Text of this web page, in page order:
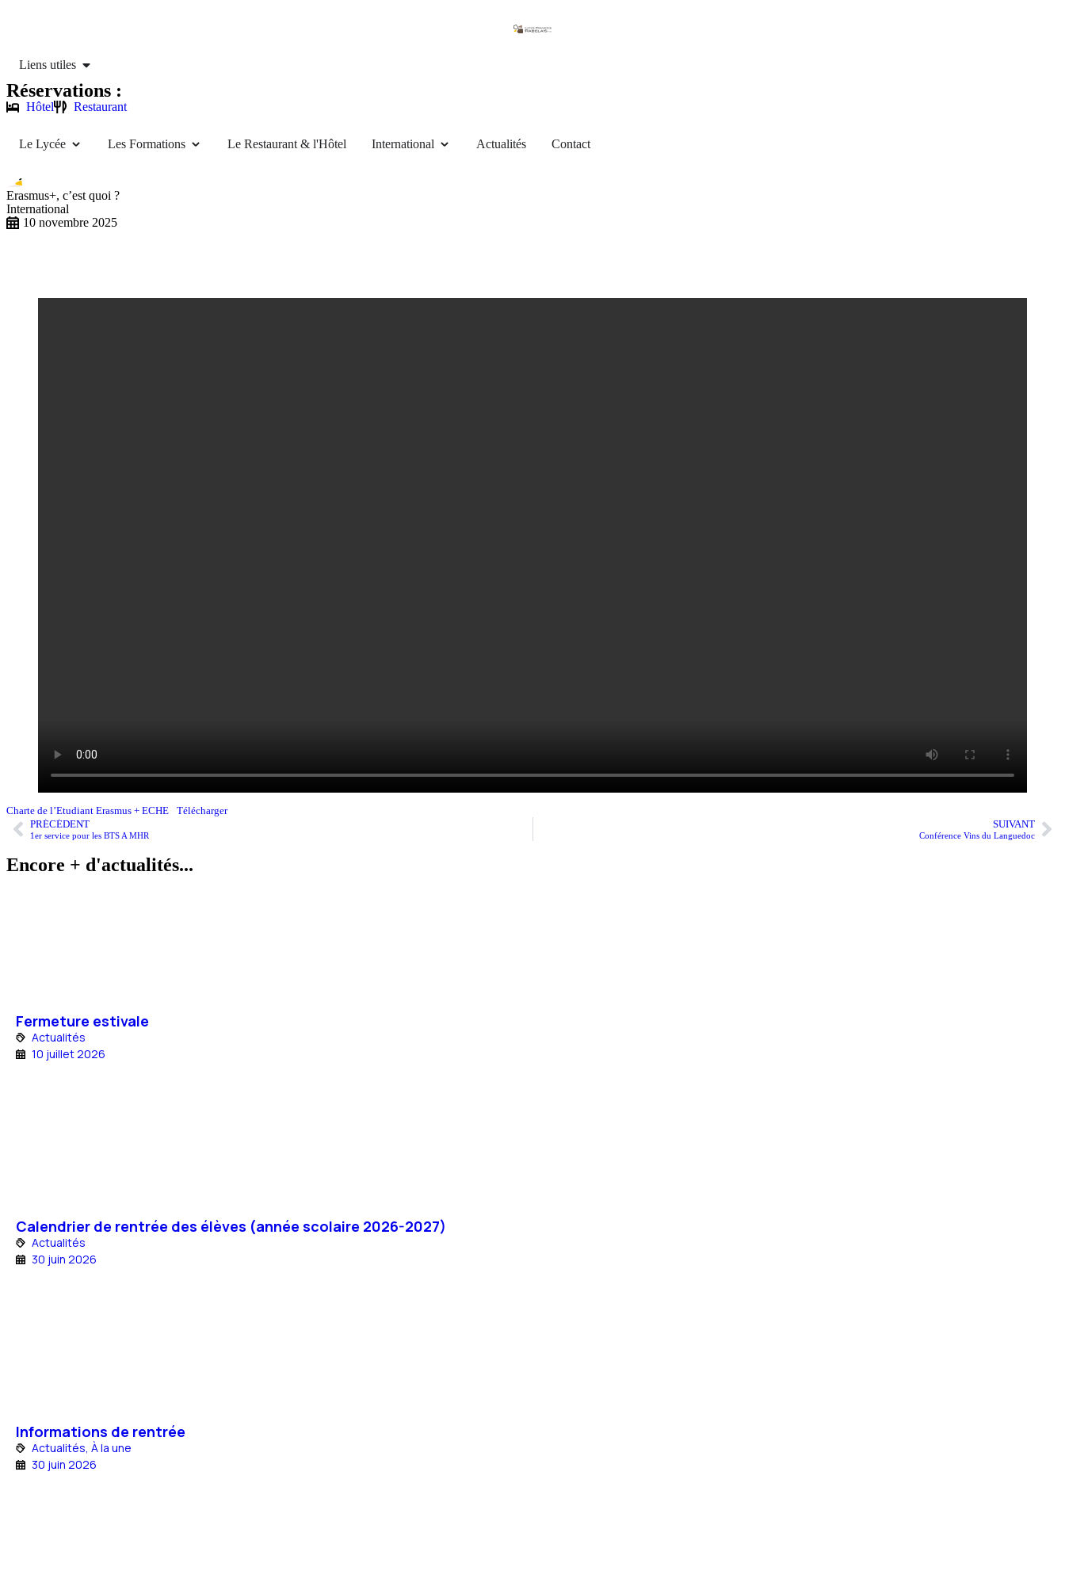
Liens utiles
Réservations :
Hôtel Restaurant
Le Lycée Les Formations Le Restaurant & l'Hôtel International Actualités Contact
Erasmus+, c’est quoi ?
International
10 novembre 2025
Charte de l’Etudiant Erasmus + ECHE
Télécharger
PRÉCÉDENT
1er service pour les BTS A MHR
SUIVANT
Conférence Vins du Languedoc
Encore + d'actualités...
Fermeture estivale
Actualités
10 juillet 2026
Calendrier de rentrée des élèves (année scolaire 2026-2027)
Actualités
30 juin 2026
Informations de rentrée
Actualités, À la une
30 juin 2026